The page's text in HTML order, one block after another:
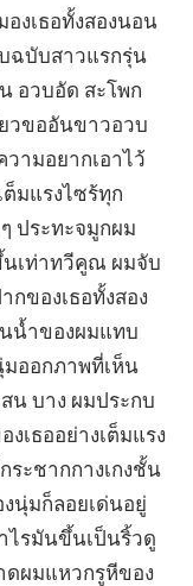
องเธอทั้งสองนอน
ฉบับสาวแรกรุ่น
อวบอัด สะโพก
วขออันขาวอวบ
ามอยากเอาไว้
มแรงไซร้ทุก
ประทะจมูกผม
เท่าทวีคูณ ผมจับ
กของเธอทั้งสอง
นน้ำของผมแทบ
มออกภาพที่เห็น
น บาง ผมประกบ
เธออย่างเต็มแรง
ะชากกางเกงชั้น
นุ่มก็ลอยเด่นอยู่
ไรมันขึ้นเป็นริ้วดู
ดผมแหวกรูหีของ